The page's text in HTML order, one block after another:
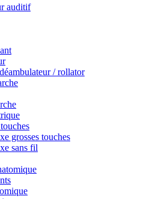
auditif
/ rollator
grosses touches
sans fil